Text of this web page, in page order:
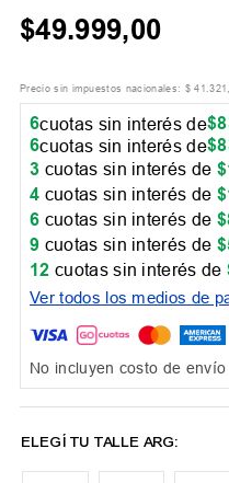
$49.999,00
Precio sin impuestos nacionales: $ 41.321
6cuotas sin interés de$
6cuotas sin interés de$
3 cuotas sin interés de $
4 cuotas sin interés de $
6 cuotas sin interés de $
9 cuotas sin interés de $
12 cuotas sin interés de
Ver todos los medios de
No incluyen costo de envío